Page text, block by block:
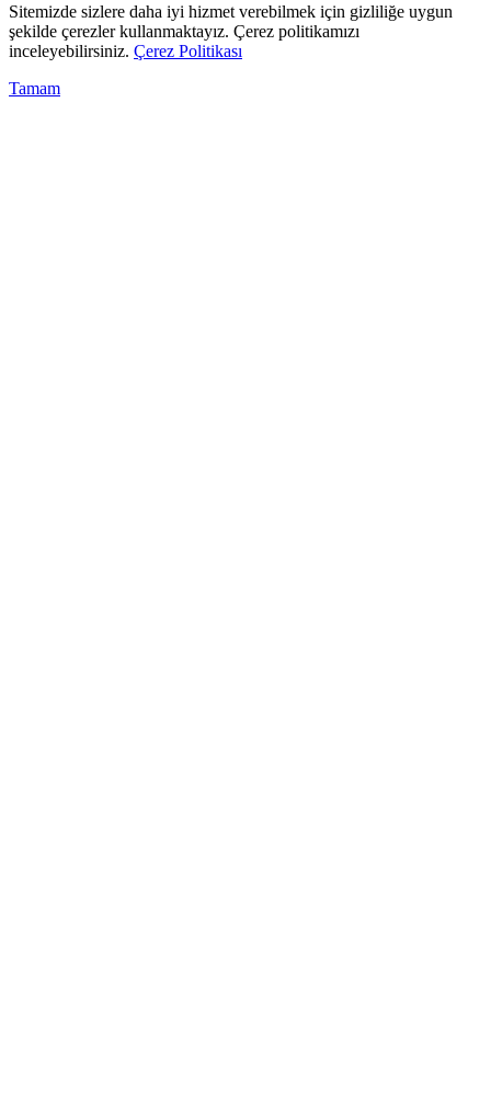
Sitemizde sizlere daha iyi hizmet verebilmek için gizliliğe uygun
şekilde çerezler kullanmaktayız. Çerez politikamızı
inceleyebilirsiniz. Çerez Politikası
Tamam